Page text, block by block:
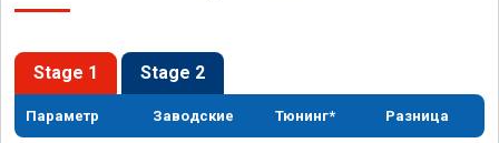
Stage 1 Stage 2
Параметр Заводские Тюнинг* Разница